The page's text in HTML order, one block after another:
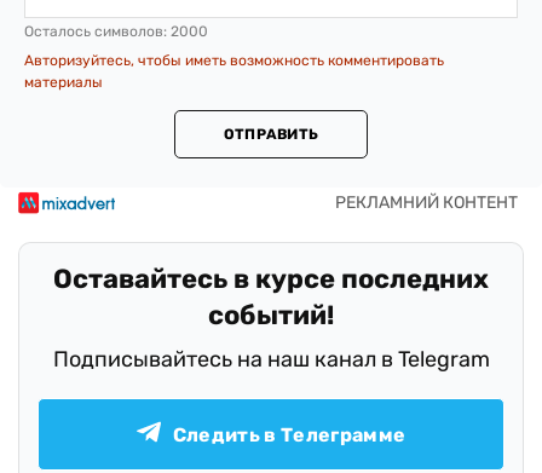
Осталось символов: 2000
Авторизуйтесь, чтобы иметь возможность комментировать
материалы
ОТПРАВИТЬ
Оставайтесь в курсе последних
событий!
Подписывайтесь на наш канал в Telegram
Следить в Телеграмме